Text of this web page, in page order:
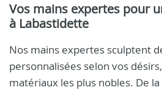
Vos mains expertes pour
à Labastidette
Nos mains expertes sculptent
personnalisées selon vos
matériaux les plus nobles. De